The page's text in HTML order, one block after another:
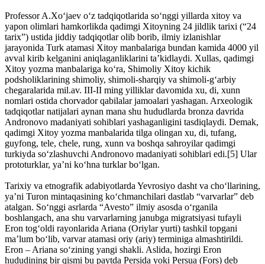
Professor A.Xo‘jaev o‘z tadqiqotlarida so‘nggi yillarda xitoy va
yapon olimlari hamkorlikda qadimgi Xitoyning 24 jildlik tarixi (“24
tarix”) ustida jiddiy tadqiqotlar olib borib, ilmiy izlanishlar
jarayonida Turk atamasi Xitoy manbalariga bundan kamida 4000 yil
avval kirib kelganini aniqlaganliklarini ta’kidlaydi. Xullas, qadimgi
Xitoy yozma manbalariga ko‘ra, Shimoliy Xitoy kichik
podsholiklarining shimoliy, shimoli-sharqiy va shimoli-g‘arbiy
chegaralarida mil.av. III-II ming yilliklar davomida xu, di, xunn
nomlari ostida chorvador qabilalar jamoalari yashagan. Arxeologik
tadqiqotlar natijalari aynan mana shu hududlarda bronza davrida
Andronovo madaniyati sohiblari yashaganligini tasdiqlaydi. Demak,
qadimgi Xitoy yozma manbalarida tilga olingan xu, di, tufang,
guyfong, tele, chele, rung, xunn va boshqa sahroyilar qadimgi
turkiyda so‘zlashuvchi Andronovo madaniyati sohiblari edi.[5] Ular
prototurklar, ya’ni ko‘hna turklar bo‘lgan.
Tarixiy va etnografik adabiyotlarda Yevrosiyo dasht va cho‘llarining,
ya’ni Turon mintaqasining ko‘chmanchilari dastlab “varvarlar” deb
atalgan. So‘nggi asrlarda “Aves­to” ilmiy asosda o‘rganila
boshlangach, ana shu varvarlarning janubga migratsiyasi tufayli
Eron tog‘oldi rayonlarida Ariana (Oriylar yurti) tashkil topgani
ma’lum bo‘lib, varvar atamasi oriy (ariy) terminiga almashtirildi.
Eron – Ariana so‘zining yangi shakli. Aslida, hozirgi Eron
hududining bir qismi bu paytda Persida yoki Persua (Fors) deb